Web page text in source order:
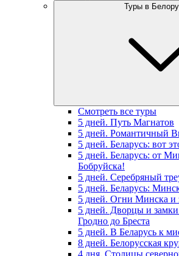
Туры в
Смотреть все туры
5 дней. Путь Магнатов
5 дней. Романтичный
5 дней. Беларусь: вот
5 дней. Беларусь: от
Бобруйска!
5 дней. Серебряный
5 дней. Беларусь:
5 дней. Огни Минска и
5 дней. Дворцы и
Гродно до Бреста
5 дней. В Беларусь к
8 дней. Белорусская
4 дня. Столицы